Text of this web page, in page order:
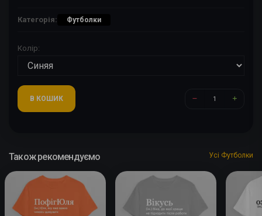
Категорія: Футболки
Колір:
В КОШИК
Також рекомендуємо Усі Футболки